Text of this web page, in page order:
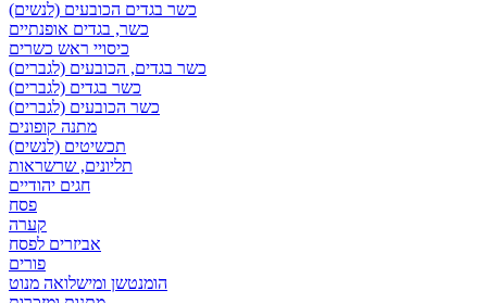
כשר בגדים הכובעים (לנשים)
כשר, בגדים אופנתיים
כיסויי ראש כשרים
כשר בגדים, הכובעים (לגברים)
כשר בגדים (לגברים)
כשר הכובעים (לגברים)
מתנה קופונים
תכשיטים (לנשים)
תליונים, שרשראות
חגים יהודיים
פסח
קערה
אביזרים לפסח
פורים
הומנטשן ומישלואה מנוט